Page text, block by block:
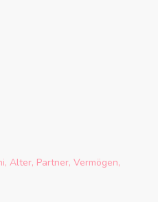
Alter, Partner, Vermögen,